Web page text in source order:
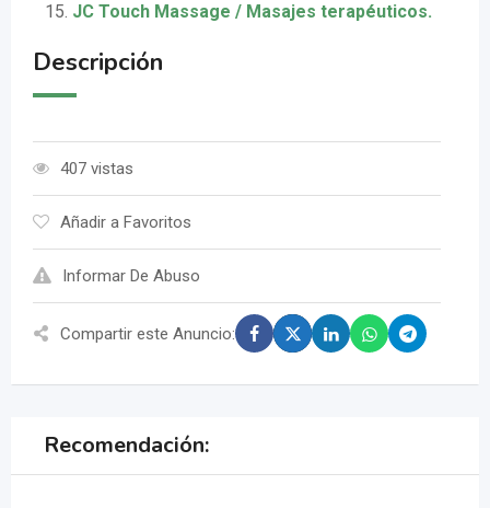
JC Touch Massage / Masajes terapéuticos.
Descripción
407 vistas
Añadir a Favoritos
Informar De Abuso
Compartir este Anuncio:
Recomendación: